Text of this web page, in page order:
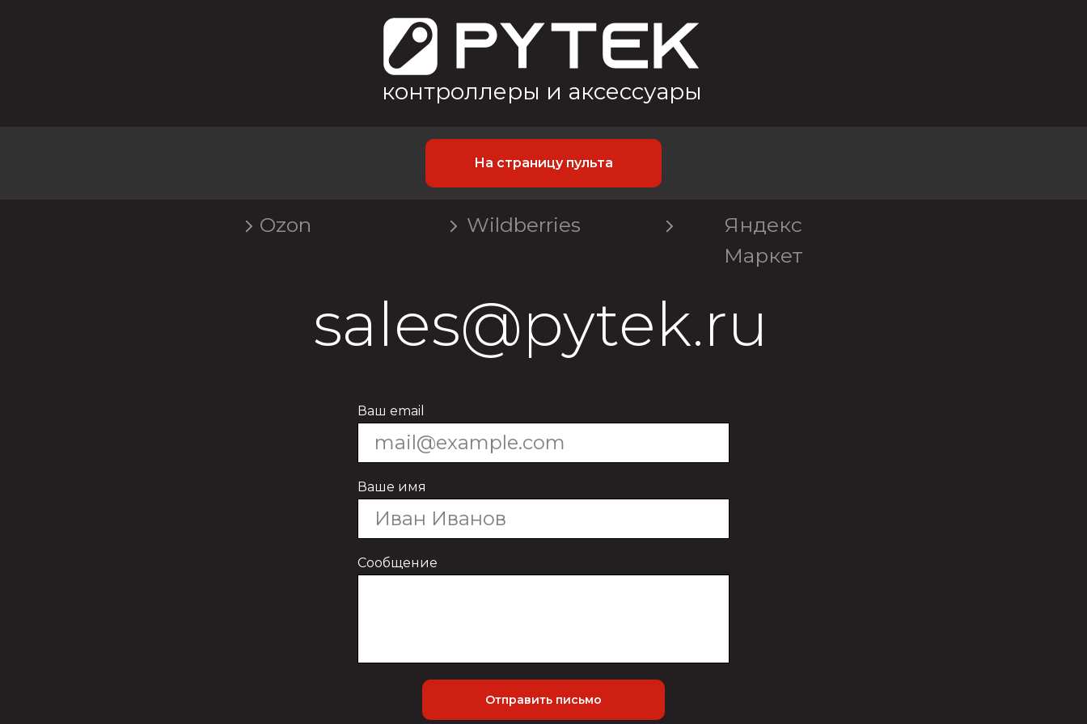
контроллеры и аксессуары
На страницу пульта
sales@pytek.ru
Ваш email
Ваше имя
Сообщение
Отправить письмо
Ozon Wildberries
Яндекс
Маркет